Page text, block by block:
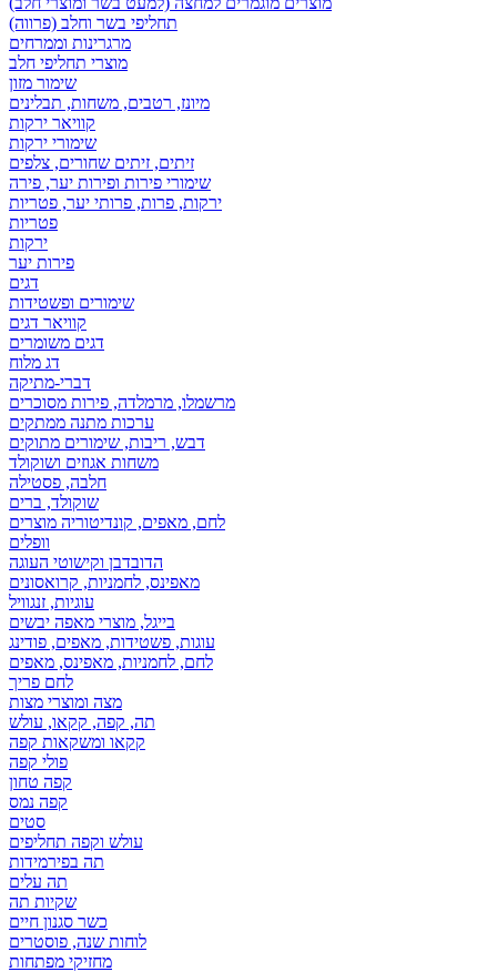
תחליפי בשר וחלב (פרווה)
מרגרינות וממרחים
מוצרי תחליפי חלב
שימור מזון
מיונז, רטבים, משחות, תבלינים
קוויאר ירקות
שימורי ירקות
זיתים, זיתים שחורים, צלפים
שימורי פירות ופירות יער, פירה
ירקות, פרות, פרותי יער, פטריות
פטריות
ירקות
פירות יער
דגים
שימורים ופשטידות
קוויאר דגים
דגים משומרים
דג מלוח
דברי-מתיקה
מרשמלו, מרמלדה, פירות מסוכרים
ערכות מתנה ממתקים
דבש, ריבות, שימורים מתוקים
משחות אגוזים ושוקולד
חלבה, פסטילה
שוקולד, ברים
לחם, מאפים, קונדיטוריה מוצרים
וופלים
הדובדבן וקישוטי העוגה
מאפינס, לחמניות, קרואסונים
עוגיות, זנגוויל
בייגל, מוצרי מאפה יבשים
עוגות, פשטידות, מאפים, פודינג
לחם, לחמניות, מאפינס, מאפים
לחם פריך
מצה ומוצרי מצות
תה, קפה, קקאו, עולש
קקאו ומשקאות קפה
פולי קפה
קפה טחון
קפה נמס
סטים
עולש וקפה תחליפים
תה בפירמידות
תה עלים
שקיות תה
כשר סגנון חיים
לוחות שנה, פוסטרים
מחזיקי מפתחות